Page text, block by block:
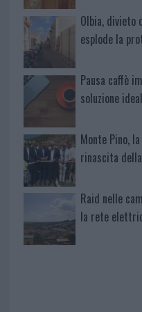
Olbia, divieto
esplode la
Pausa caffè
soluzione
Monte Pino,
rinascita
Raid nelle
la rete